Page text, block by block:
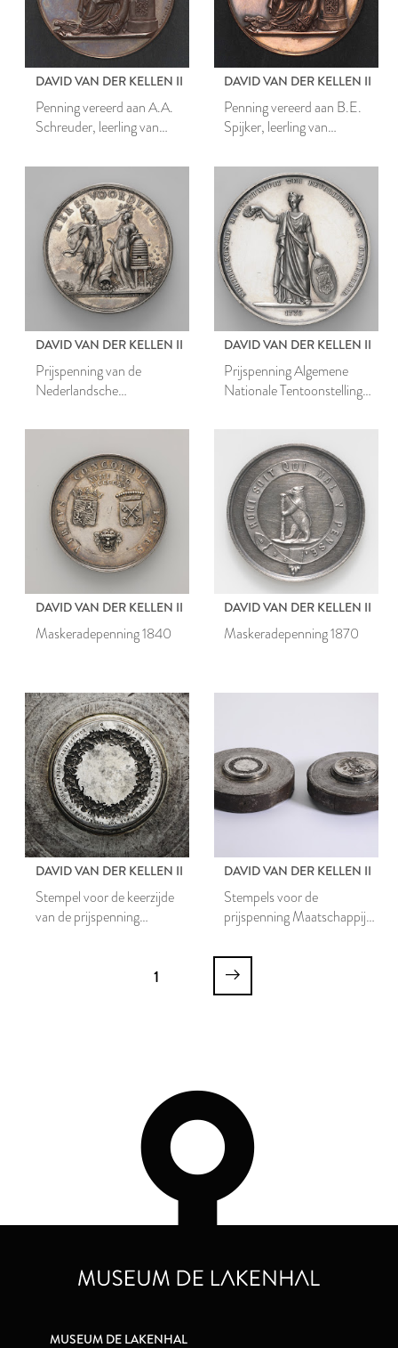
DAVID VAN DER KELLEN II
Penning vereerd aan A.A.
Schreuder, leerling van
Genitrix
DAVID VAN DER KELLEN II
Penning vereerd aan B.E.
Spijker, leerling van
Genitrix
DAVID VAN DER KELLEN II
Prijspenning van de
Nederlandsche
Bevordering van Nijverheid
DAVID VAN DER KELLEN II
Prijspenning Algemene
Nationale Tentoonstelling
DAVID VAN DER KELLEN II
Maskeradepenning 1840
DAVID VAN DER KELLEN II
Maskeradepenning 1870
DAVID VAN DER KELLEN II
Stempel voor de keerzijde
van de prijspenning
DAVID VAN DER KELLEN II
Stempels voor de
prijspenning Maatschappij
Tuinbouw
1
MUSEUM DE LAKENHAL